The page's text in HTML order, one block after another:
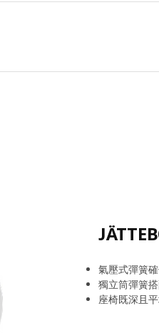
氣壓式彈簧
獨立筒彈簧
座椅既深且